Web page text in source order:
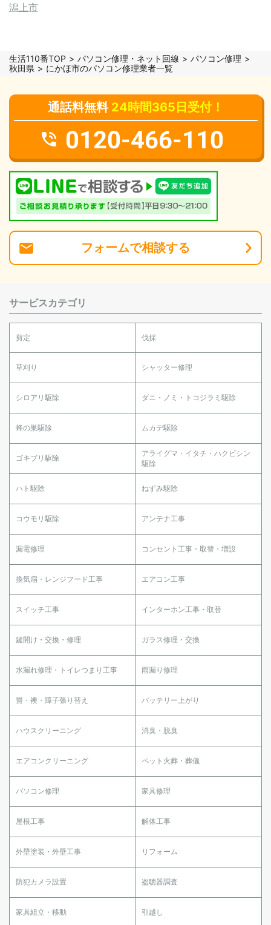
潟上市
生活110番TOP パソコン修理・ネット回線
パソコン修理
秋田県
にかほ市のパソコン修理業者一覧
通話料無料 24時間365日受付！
0120-466-110
フォームで相談する
サービスカテゴリ
剪定 伐採
草刈り シャッター修理
シロアリ駆除 ダニ・ノミ・トコジラミ駆除
蜂の巣駆除 ムカデ駆除
ゴキブリ駆除
アライグマ・イタチ・ハクビシン
駆除
ハト駆除 ねずみ駆除
コウモリ駆除 アンテナ工事
漏電修理 コンセント工事・取替・増設
換気扇・レンジフード工事 エアコン工事
スイッチ工事 インターホン工事・取替
鍵開け・交換・修理 ガラス修理・交換
水漏れ修理・トイレつまり工事 雨漏り修理
畳・襖・障子張り替え バッテリー上がり
ハウスクリーニング 消臭・脱臭
エアコンクリーニング ペット火葬・葬儀
パソコン修理 家具修理
屋根工事 解体工事
外壁塗装・外壁工事 リフォーム
防犯カメラ設置 盗聴器調査
家具組立・移動 引越し